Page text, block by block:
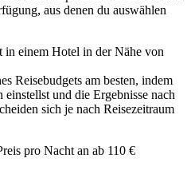
aus denen du auswählen
einem Hotel in der Nähe von
Reisebudgets am besten, indem
und die Ergebnisse nach
sich je nach Reisezeitraum
pro Nacht an ab 110 €